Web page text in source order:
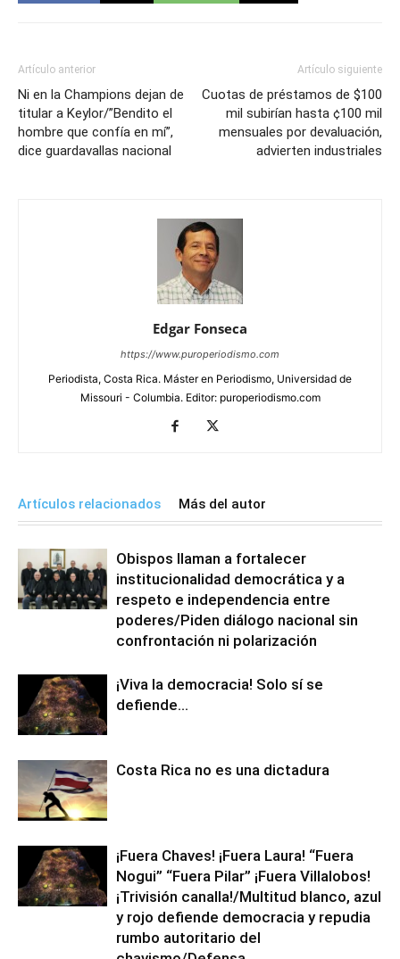
Artículo anterior
Ni en la Champions dejan de
titular a Keylor/”Bendito el
hombre que confía en mí”,
dice guardavallas nacional
Artículo siguiente
Cuotas de préstamos de $100
mil subirían hasta ¢100 mil
mensuales por devaluación,
advierten industriales
Edgar Fonseca
https://www.puroperiodismo.com
Periodista, Costa Rica. Máster en Periodismo, Universidad de
Missouri - Columbia. Editor: puroperiodismo.com
Artículos relacionados Más del autor
Obispos llaman a fortalecer
institucionalidad democrática y a
respeto e independencia entre
poderes/Piden diálogo nacional sin
confrontación ni polarización
¡Viva la democracia! Solo sí se
defiende…
Costa Rica no es una dictadura
¡Fuera Chaves! ¡Fuera Laura! “Fuera
Nogui” “Fuera Pilar” ¡Fuera Villalobos!
¡Trivisión canalla!/Multitud blanco, azul
y rojo defiende democracia y repudia
rumbo autoritario del